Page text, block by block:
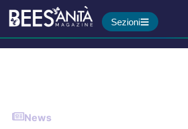
Sezioni
News